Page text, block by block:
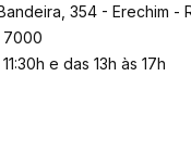
354 - Erechim -
7000
e das 13h às 17h